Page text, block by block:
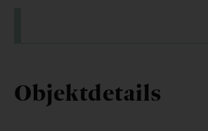
Objektdetails